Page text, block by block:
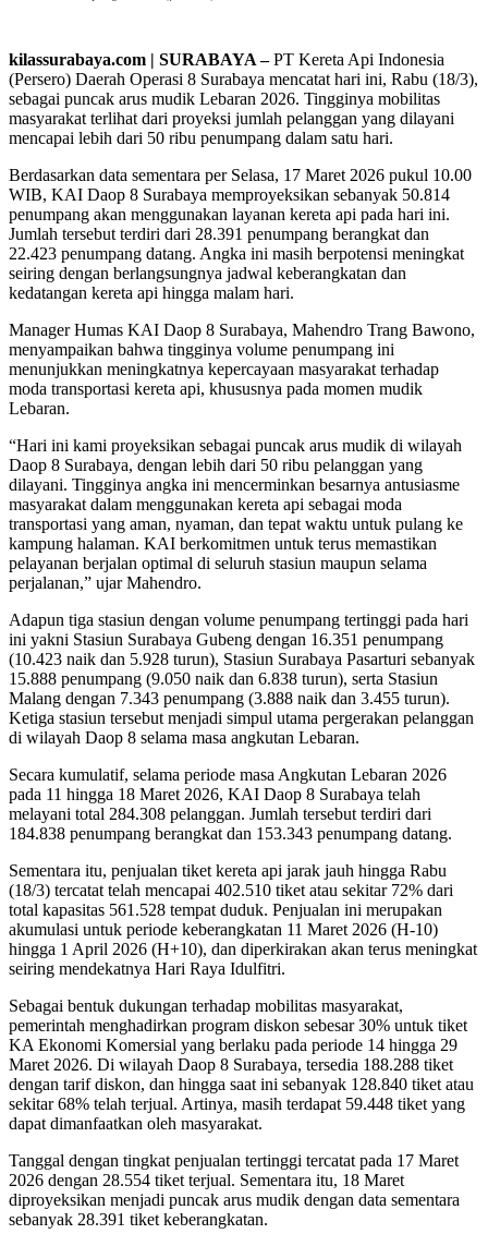
kilassurabaya.com | SURABAYA –PT Kereta Api Indonesia
(Persero) Daerah Operasi 8 Surabaya mencatat hari ini, Rabu (18/3),
sebagai puncak arus mudik Lebaran 2026. Tingginya mobilitas
masyarakat terlihat dari proyeksi jumlah pelanggan yang dilayani
mencapai lebih dari 50 ribu penumpang dalam satu hari.
Berdasarkan data sementara per Selasa, 17 Maret 2026 pukul 10.00
WIB, KAI Daop 8 Surabaya memproyeksikan sebanyak 50.814
penumpang akan menggunakan layanan kereta api pada hari ini.
Jumlah tersebut terdiri dari 28.391 penumpang berangkat dan
22.423 penumpang datang. Angka ini masih berpotensi meningkat
seiring dengan berlangsungnya jadwal keberangkatan dan
kedatangan kereta api hingga malam hari.
Manager Humas KAI Daop 8 Surabaya, Mahendro Trang Bawono,
menyampaikan bahwa tingginya volume penumpang ini
menunjukkan meningkatnya kepercayaan masyarakat terhadap
moda transportasi kereta api, khususnya pada momen mudik
Lebaran.
“Hari ini kami proyeksikan sebagai puncak arus mudik di wilayah
Daop 8 Surabaya, dengan lebih dari 50 ribu pelanggan yang
dilayani. Tingginya angka ini mencerminkan besarnya antusiasme
masyarakat dalam menggunakan kereta api sebagai moda
transportasi yang aman, nyaman, dan tepat waktu untuk pulang ke
kampung halaman. KAI berkomitmen untuk terus memastikan
pelayanan berjalan optimal di seluruh stasiun maupun selama
perjalanan,” ujar Mahendro.
Adapun tiga stasiun dengan volume penumpang tertinggi pada hari
ini yakni Stasiun Surabaya Gubeng dengan 16.351 penumpang
(10.423 naik dan 5.928 turun), Stasiun Surabaya Pasarturi sebanyak
15.888 penumpang (9.050 naik dan 6.838 turun), serta Stasiun
Malang dengan 7.343 penumpang (3.888 naik dan 3.455 turun).
Ketiga stasiun tersebut menjadi simpul utama pergerakan pelanggan
di wilayah Daop 8 selama masa angkutan Lebaran.
Secara kumulatif, selama periode masa Angkutan Lebaran 2026
pada 11 hingga 18 Maret 2026, KAI Daop 8 Surabaya telah
melayani total 284.308 pelanggan. Jumlah tersebut terdiri dari
184.838 penumpang berangkat dan 153.343 penumpang datang.
Sementara itu, penjualan tiket kereta api jarak jauh hingga Rabu
(18/3) tercatat telah mencapai 402.510 tiket atau sekitar 72% dari
total kapasitas 561.528 tempat duduk. Penjualan ini merupakan
akumulasi untuk periode keberangkatan 11 Maret 2026 (H-10)
hingga 1 April 2026 (H+10), dan diperkirakan akan terus meningkat
seiring mendekatnya Hari Raya Idulfitri.
Sebagai bentuk dukungan terhadap mobilitas masyarakat,
pemerintah menghadirkan program diskon sebesar 30% untuk tiket
KA Ekonomi Komersial yang berlaku pada periode 14 hingga 29
Maret 2026. Di wilayah Daop 8 Surabaya, tersedia 188.288 tiket
dengan tarif diskon, dan hingga saat ini sebanyak 128.840 tiket atau
sekitar 68% telah terjual. Artinya, masih terdapat 59.448 tiket yang
dapat dimanfaatkan oleh masyarakat.
Tanggal dengan tingkat penjualan tertinggi tercatat pada 17 Maret
2026 dengan 28.554 tiket terjual. Sementara itu, 18 Maret
diproyeksikan menjadi puncak arus mudik dengan data sementara
sebanyak 28.391 tiket keberangkatan.